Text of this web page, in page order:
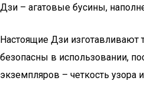
Дзи – агатовые бусины,
Настоящие Дзи
безопасны в использовании,
экземпляров – четкость узора